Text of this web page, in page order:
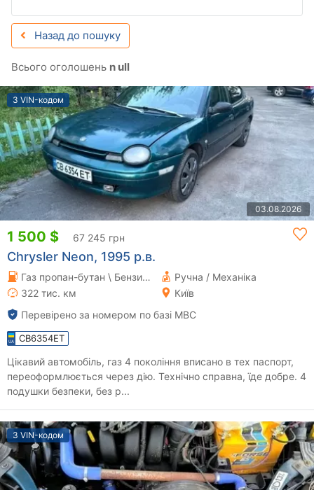
Назад до пошуку
Всього оголошень n ull
З VIN-кодом
03.08.2026
1 500 $ 67 245 грн
Chrysler Neon, 1995 р.в.
Газ пропан-бутан \ Бензин 2 л.
Ручна / Механіка
322 тис. км
Київ
Перевірено за номером по базі МВС
CB6354ET
Цікавий автомобіль, газ 4 покоління вписано в тех паспорт,
переоформлюється через дію. Технічно справна, їде добре. 4
подушки безпеки, без р...
З VIN-кодом